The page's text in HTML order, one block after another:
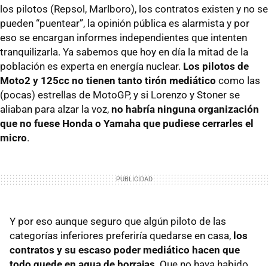
los pilotos (Repsol, Marlboro), los contratos existen y no se
pueden “puentear”, la opinión pública es alarmista y por
eso se encargan informes independientes que intenten
tranquilizarla. Ya sabemos que hoy en día la mitad de la
población es experta en energía nuclear. Los pilotos de
Moto2 y 125cc no tienen tanto tirón mediático como las
(pocas) estrellas de MotoGP, y si Lorenzo y Stoner se
aliaban para alzar la voz, no habría ninguna organización
que no fuese Honda o Yamaha que pudiese cerrarles el
micro.
Y por eso aunque seguro que algún piloto de las
categorías inferiores preferiría quedarse en casa, los
contratos y su escaso poder mediático hacen que